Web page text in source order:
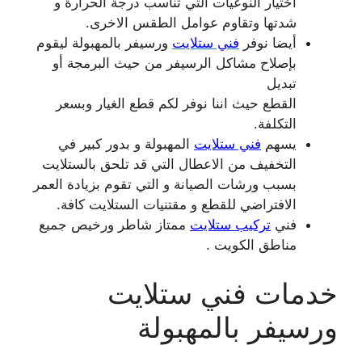
شدتها وتقاوم عوامل الطقس الاخرى.
أيضا نوفر فني ستلايت ورسيفر بالمهبولة ليقوم
بإصلاح مشاكل الرسيفر من حيث البرمجة أو
تبديل
القطع حيث اننا نوفر لكم قطع الغيار وبسعر
التكلفة.
يسهم فني ستلايت المهبولة و بدور كبير في
التخفيف من الاعطال التي قد تلحق بالستلايت
بسبب ورشات الصيانة و التي تقوم بزيادة العمر
الافتراضي للقطع و مقتنيات الستلايت كافة.
فني تركيب ستلايت ممتاز شاطر ورخيص جميع
مناطق الكويت .
خدمات فني ستلايت
ورسيفر بالمهبولة